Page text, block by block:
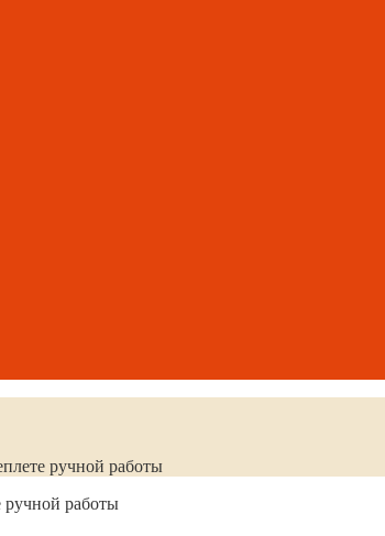
ручной работы
ручной работы